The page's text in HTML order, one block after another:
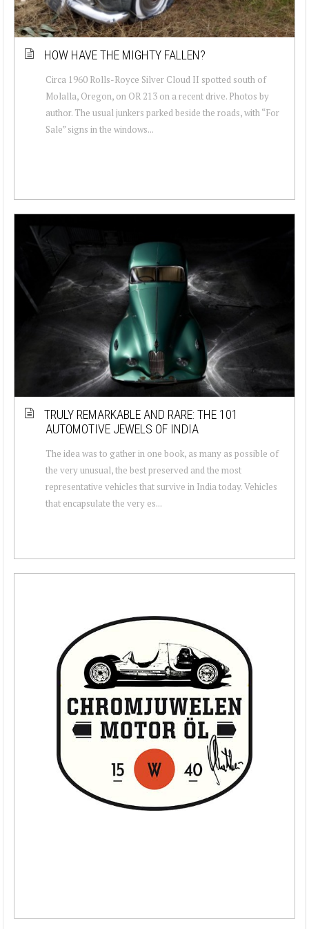
HOW HAVE THE MIGHTY FALLEN?
Circa 1960 Rolls-Royce Silver Cloud II spotted south of
Molalla, Oregon, on OR 213 on a recent drive. Photos by
author. The usual junkers parked beside the roads, with “For
Sale” signs in the windows...
TRULY REMARKABLE AND RARE: THE 101
AUTOMOTIVE JEWELS OF INDIA
The idea was to gather in one book, as many as possible of
the very unusual, the best preserved and the most
representative vehicles that survive in India today. Vehicles
that encapsulate the very es...